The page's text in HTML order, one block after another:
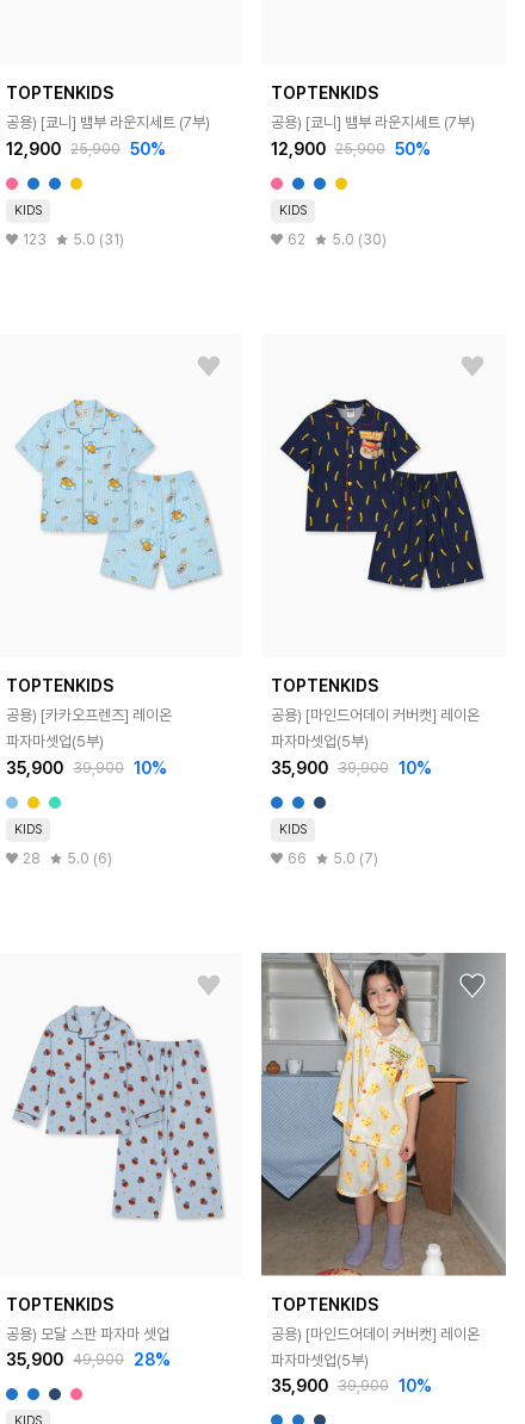
TOPTENKIDS
공용) [쿄니] 뱀부 라운지세트 (7부)
12,900 25,900 50%
KIDS
123 5.0 (31)
TOPTENKIDS
공용) [쿄니] 뱀부 라운지세트 (7부)
12,900 25,900 50%
KIDS
62 5.0 (30)
TOPTENKIDS
공용) [카카오프렌즈] 레이온
파자마셋업(5부)
35,900 39,900 10%
KIDS
28 5.0 (6)
TOPTENKIDS
공용) [마인드어데이 커버캣] 레이온
파자마셋업(5부)
35,900 39,900 10%
KIDS
66 5.0 (7)
TOPTENKIDS
공용) 모달 스판 파자마 셋업
35,900 49,900 28%
TOPTENKIDS
공용) [마인드어데이 커버캣] 레이온
파자마셋업(5부)
35,900 39,900 10%